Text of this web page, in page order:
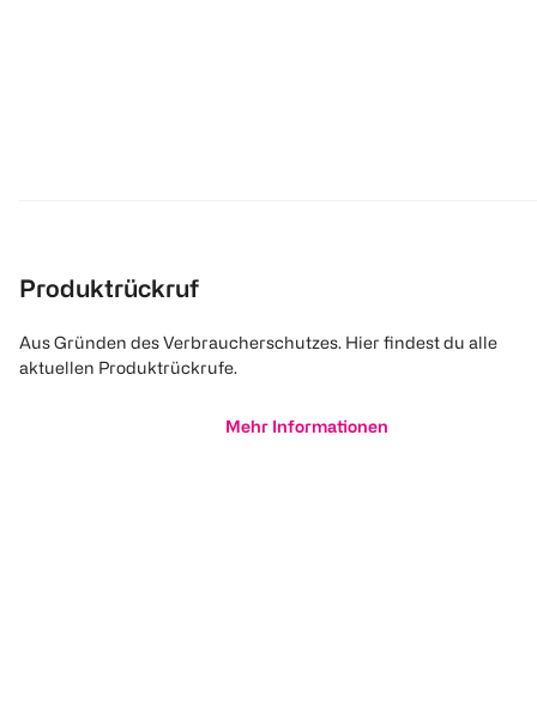
Produktrückruf
Aus Gründen des Verbraucherschutzes. Hier findest du alle
aktuellen Produktrückrufe.
Mehr Informationen